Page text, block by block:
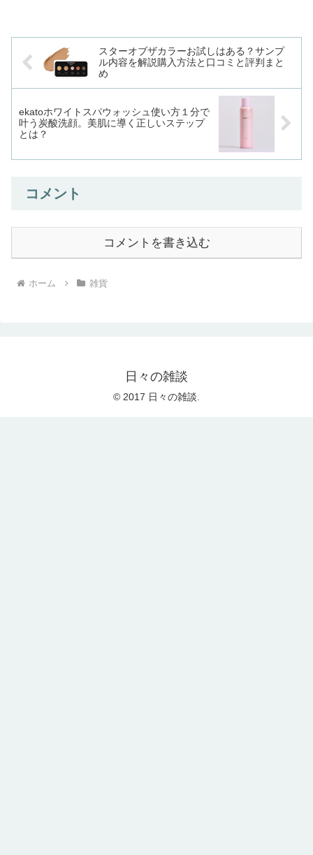
スターオブザカラーお試しはある？サンプ
ル内容を解説購入方法と口コミと評判まと
め
ekatoホワイトスパウォッシュ使い方１分で
叶う炭酸洗顔。美肌に導く正しいステップ
とは？
コメント
コメントを書き込む
ホーム 雑貨
日々の雑談
© 2017 日々の雑談.